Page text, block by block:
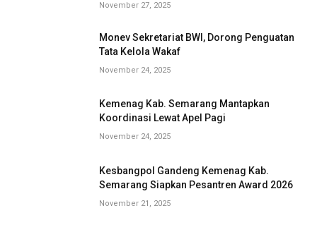
November 27, 2025
Monev Sekretariat BWI, Dorong Penguatan
Tata Kelola Wakaf
November 24, 2025
Kemenag Kab. Semarang Mantapkan
Koordinasi Lewat Apel Pagi
November 24, 2025
Kesbangpol Gandeng Kemenag Kab.
Semarang Siapkan Pesantren Award 2026
November 21, 2025